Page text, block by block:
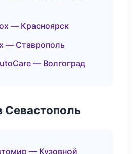
— Красноярск
— Ставрополь
— Волгоград
Севастополь
— Кузовной